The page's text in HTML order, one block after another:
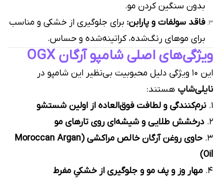
بدون سنگین کردن مو.
فاقد سولفات و پارابن: برای جلوگیری از خشکی و مناسب
برای موهای رنگ‌شده، کراتینه‌شده و حساس.
ویژگی‌های اصلی شامپو آرگان OGX
این ۱۰ ویژگی دلیل محبوبیت بی‌نظیر این شامپو در
نایلی‌شاپ هستند:
۱. نرم‌کنندگی و لطافت فوق‌العاده از اولین شستشو
۲. درخشش طلایی و شیشه‌ای روی تارهای مو
۳.
حاوی روغن آرگان خالص مراکشی (Moroccan Argan
Oil)
۴. مهار وز و پف مو و جلوگیری از خشکیِ مفرط